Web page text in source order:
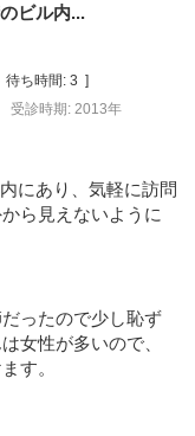
ビル内...
待ち時間: 3
受診時期: 2013年
にあり、気軽に訪問
ら見えないように
ったので少し恥ず
女性が多いので、
す。